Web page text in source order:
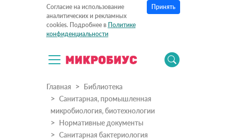
Согласие на использование
аналитических и рекламных
cookies. Подробнее в Политике
конфиденциальности
Принять
Главная
Библиотека
Санитарная, промышленная
микробиология, биотехнологии
Нормативные документы
Санитарная бактериология